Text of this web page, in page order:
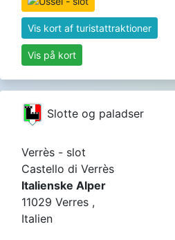
Vis kort af turistattraktioner
Vis på kort
Slotte og paladser
Verrès - slot
Castello di Verrès
Italienske Alper
11029 Verres ,
Italien